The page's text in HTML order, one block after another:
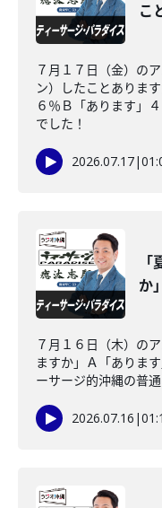
こ
７月１７日（金）の
ン）したことありま
６％Ｂ「あります」
でした！
2026.07.17|
か」
７月１６日（木）の
ますか」Ａ「ありま
ーサージ的沖縄の普
2026.07.16 |